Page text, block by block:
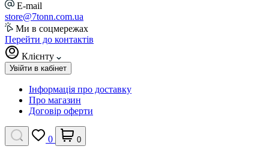
E-mail
store@7tonn.com.ua
Ми в соцмережах
Перейти до контактів
Клієнту
Увійти в кабінет
Інформація про доставку
Про магазин
Договір оферти
0 0